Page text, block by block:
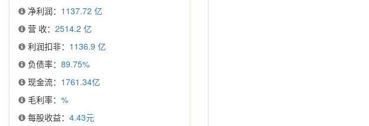
净利润： 1137.72 亿
营 收： 2514.2 亿
利润扣非： 1136.9 亿
负债率： 89.75%
现金流： 1761.34亿
毛利率： %
每股收益： 4.43元